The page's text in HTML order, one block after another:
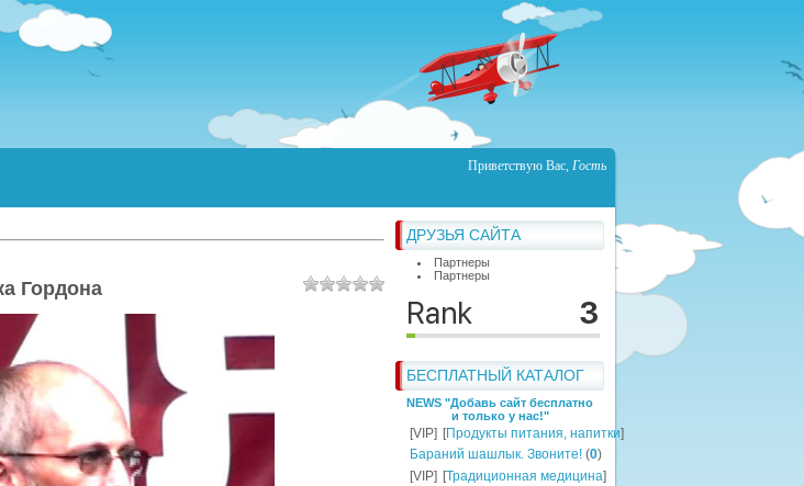
Приветствую Вас, Гость
ДРУЗЬЯ САЙТА
Партнеры
Партнеры
БЕСПЛАТНЫЙ КАТАЛОГ
NEWS "Добавь сайт бесплатно
и только у нас!"
[VIP] [Продукты питания, напитки]
Бараний шашлык. Звоните! (0)
[VIP] [Традиционная медицина]
Гордона